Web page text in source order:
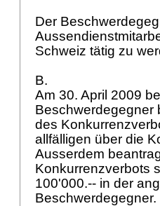
Der
Schweiz tätig zu
B.
Am 30. April 2009
Beschwerdegegner
des
allfälligen über die
Ausserdem
Konkurrenzverbots
100'000.-- in der
Beschwerdegegner.